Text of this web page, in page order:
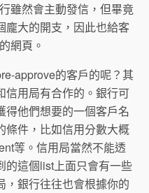
雖然會主動發信，但畢竟
龐大的開支，因此也給客
網頁。
approve的客戶的呢？其
信用局有合作的。銀行可
得他們想要的一個客戶名
條件，比如信用分數大概
等。信用局當然不能透
的這個list上面只會有一些
，銀行往往也會根據你的